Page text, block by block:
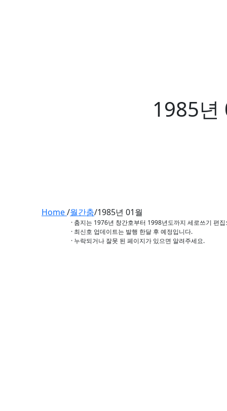
1985년
Home/월간춤/1985년 01월
· 춤지는 1976년 창간호부터 1998년도까지 세로쓰기 편
· 최신호 업데이트는 발행 한달 후 예정입니다.
· 누락되거나 잘못 된 페이지가 있으면 알려주세요.